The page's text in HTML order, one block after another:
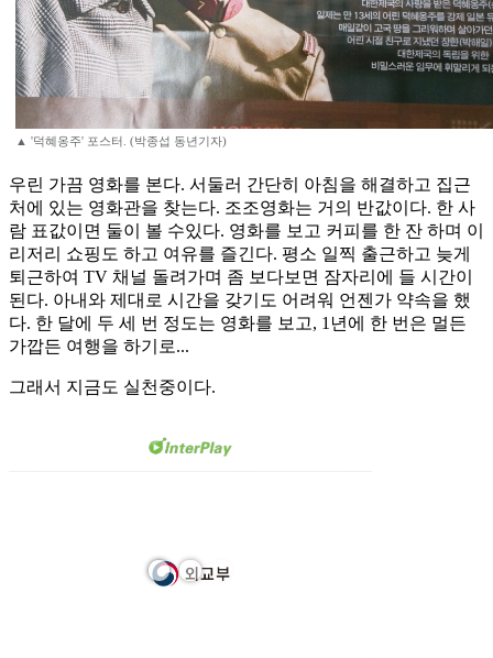
▲ '덕혜옹주' 포스터. (박종섭 동년기자)
우린 가끔 영화를 본다. 서둘러 간단히 아침을 해결하고 집근
처에 있는 영화관을 찾는다. 조조영화는 거의 반값이다. 한 사
람 표값이면 둘이 볼 수있다. 영화를 보고 커피를 한 잔 하며 이
리저리 쇼핑도 하고 여유를 즐긴다. 평소 일찍 출근하고 늦게
퇴근하여 TV 채널 돌려가며 좀 보다보면 잠자리에 들 시간이
된다. 아내와 제대로 시간을 갖기도 어려워 언젠가 약속을 했
다. 한 달에 두 세 번 정도는 영화를 보고, 1년에 한 번은 멀든
가깝든 여행을 하기로...
그래서 지금도 실천중이다.